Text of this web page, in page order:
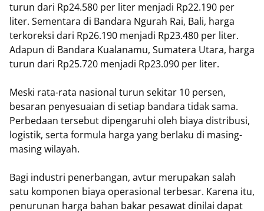
turun dari Rp24.580 per liter menjadi Rp22.190 per
liter. Sementara di Bandara Ngurah Rai, Bali, harga
terkoreksi dari Rp26.190 menjadi Rp23.480 per liter.
Adapun di Bandara Kualanamu, Sumatera Utara, harga
turun dari Rp25.720 menjadi Rp23.090 per liter.
Meski rata-rata nasional turun sekitar 10 persen,
besaran penyesuaian di setiap bandara tidak sama.
Perbedaan tersebut dipengaruhi oleh biaya distribusi,
logistik, serta formula harga yang berlaku di masing-
masing wilayah.
Bagi industri penerbangan, avtur merupakan salah
satu komponen biaya operasional terbesar. Karena itu,
penurunan harga bahan bakar pesawat dinilai dapat